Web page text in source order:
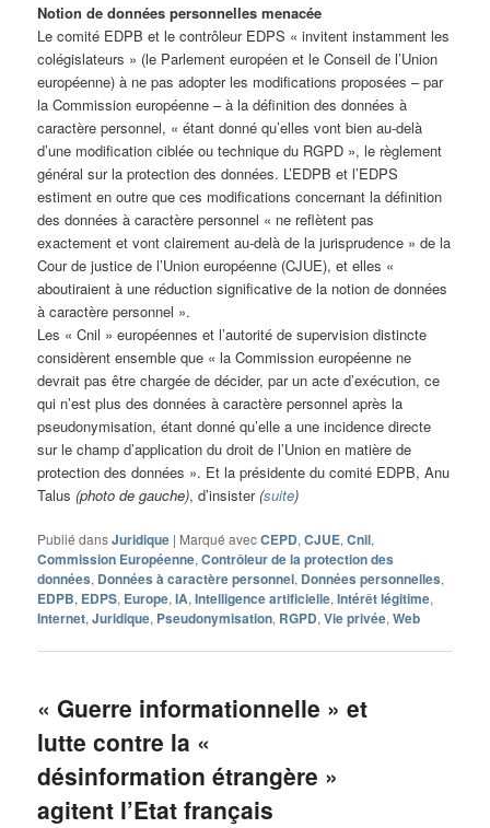
Notion de données personnelles menacée
Le comité EDPB et le contrôleur EDPS « invitent instamment les
colégislateurs » (le Parlement européen et le Conseil de l’Union
européenne) à ne pas adopter les modifications proposées – par
la Commission européenne – à la définition des données à
caractère personnel, « étant donné qu’elles vont bien au-delà
d’une modification ciblée ou technique du RGPD », le règlement
général sur la protection des données. L’EDPB et l’EDPS
estiment en outre que ces modifications concernant la définition
des données à caractère personnel « ne reflètent pas
exactement et vont clairement au-delà de la jurisprudence » de la
Cour de justice de l’Union européenne (CJUE), et elles «
aboutiraient à une réduction significative de la notion de données
à caractère personnel ».
Les « Cnil » européennes et l’autorité de supervision distincte
considèrent ensemble que « la Commission européenne ne
devrait pas être chargée de décider, par un acte d’exécution, ce
qui n’est plus des données à caractère personnel après la
pseudonymisation, étant donné qu’elle a une incidence directe
sur le champ d’application du droit de l’Union en matière de
protection des données ». Et la présidente du comité EDPB, Anu
Talus(photo de gauche), d’insister(suite)
Publié dansJuridique | Marqué avecCEPD,CJUE,Cnil,
Commission Européenne,Contrôleur de la protection des
données, Données à caractère personnel, Données personnelles,
EDPB, EDPS, Europe,IA,Intelligence artificielle,Intérêt légitime,
Internet,Juridique, Pseudonymisation, RGPD,Vie privée,Web
« Guerre informationnelle » et
lutte contre la «
désinformation étrangère »
agitent l’Etat français